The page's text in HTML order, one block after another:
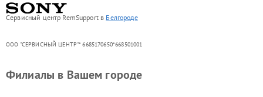
Сервисный центр RemSupport в Белгороде
ООО "СЕРВИСНЫЙ ЦЕНТР"* 6685170650*668501001
Филиалы в Вашем городе